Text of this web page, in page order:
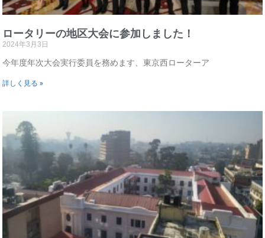
ロータリーの地区大会に参加しました！
2024年3月3日
今年度年次大会実行委員を務めます、東京西ローターア
詳しく見る »